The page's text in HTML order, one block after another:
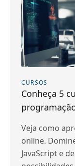
CURSOS
Conheça 5
Veja como
online.
JavaScript e